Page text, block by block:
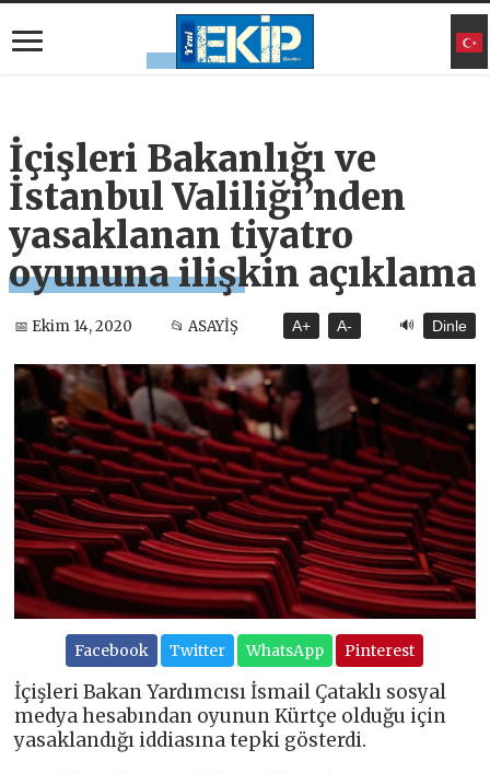
İçişleri Bakanlığı ve
İstanbul Valiliği’nden
yasaklanan tiyatro
oyununa ilişkin açıklama
📅 Ekim 14, 2020 📂 ASAYİŞ A+ A- 🔊 Dinle
Facebook Twitter WhatsApp Pinterest
İçişleri Bakan Yardımcısı İsmail Çataklı sosyal
medya hesabından oyunun Kürtçe olduğu için
yasaklandığı iddiasına tepki gösterdi.